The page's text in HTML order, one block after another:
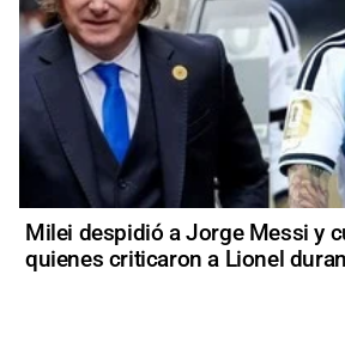
Milei despidió a Jorge Messi y
quienes criticaron a Lionel